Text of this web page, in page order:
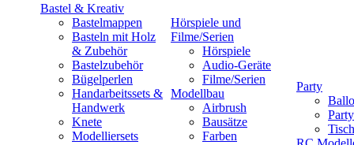
Bastel & Kreativ
Bastelmappen
Basteln mit Holz
& Zubehör
Bastelzubehör
Bügelperlen
Handarbeitssets &
Handwerk
Knete
Modelliersets
Hörspiele und
Filme/Serien
Hörspiele
Audio-Geräte
Filme/Serien
Modellbau
Airbrush
Bausätze
Farben
Party